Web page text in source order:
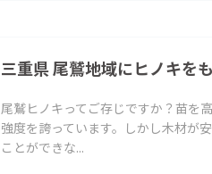
三重県 尾鷲地域にヒノキを
尾鷲ヒノキってご存じですか？苗を
強度を誇っています。しかし木材が
ことができな...